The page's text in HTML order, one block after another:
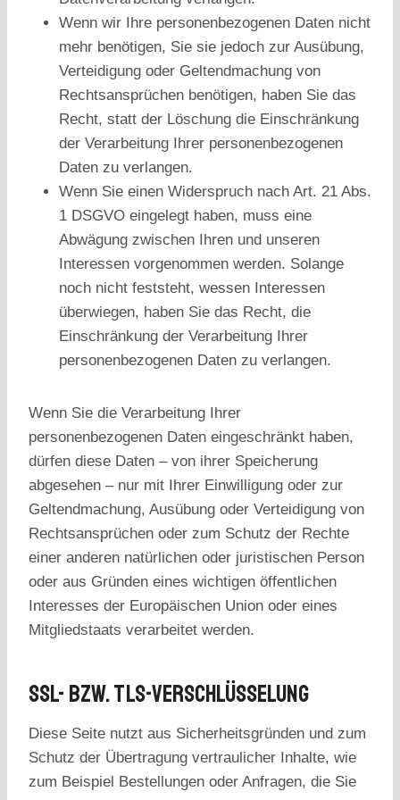
Wenn wir Ihre personenbezogenen Daten nicht
mehr benötigen, Sie sie jedoch zur Ausübung,
Verteidigung oder Geltendmachung von
Rechtsansprüchen benötigen, haben Sie das
Recht, statt der Löschung die Einschränkung
der Verarbeitung Ihrer personenbezogenen
Daten zu verlangen.
Wenn Sie einen Widerspruch nach Art. 21 Abs.
1 DSGVO eingelegt haben, muss eine
Abwägung zwischen Ihren und unseren
Interessen vorgenommen werden. Solange
noch nicht feststeht, wessen Interessen
überwiegen, haben Sie das Recht, die
Einschränkung der Verarbeitung Ihrer
personenbezogenen Daten zu verlangen.
Wenn Sie die Verarbeitung Ihrer
personenbezogenen Daten eingeschränkt haben,
dürfen diese Daten – von ihrer Speicherung
abgesehen – nur mit Ihrer Einwilligung oder zur
Geltendmachung, Ausübung oder Verteidigung von
Rechtsansprüchen oder zum Schutz der Rechte
einer anderen natürlichen oder juristischen Person
oder aus Gründen eines wichtigen öffentlichen
Interesses der Europäischen Union oder eines
Mitgliedstaats verarbeitet werden.
SSL- Bzw. TLS-Verschlüsselung
Diese Seite nutzt aus Sicherheitsgründen und zum
Schutz der Übertragung vertraulicher Inhalte, wie
zum Beispiel Bestellungen oder Anfragen, die Sie